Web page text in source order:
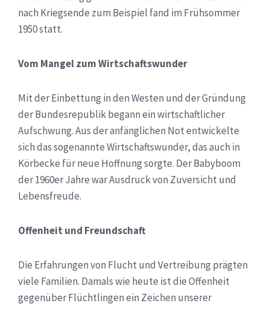
nach Kriegsende zum Beispiel fand im Frühsommer
1950 statt.
Vom Mangel zum Wirtschaftswunder
Mit der Einbettung in den Westen und der Gründung
der Bundesrepublik begann ein wirtschaftlicher
Aufschwung. Aus der anfänglichen Not entwickelte
sich das sogenannte Wirtschaftswunder, das auch in
Körbecke für neue Hoffnung sorgte. Der Babyboom
der 1960er Jahre war Ausdruck von Zuversicht und
Lebensfreude.
Offenheit und Freundschaft
Die Erfahrungen von Flucht und Vertreibung prägten
viele Familien. Damals wie heute ist die Offenheit
gegenüber Flüchtlingen ein Zeichen unserer